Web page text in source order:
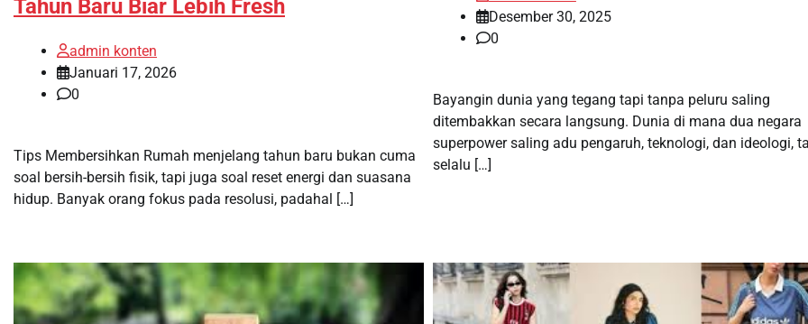
Tahun Baru Biar Lebih Fresh
admin konten
Januari 17, 2026
0
Tips Membersihkan Rumah menjelang tahun baru bukan cuma
soal bersih-bersih fisik, tapi juga soal reset energi dan suasana
hidup. Banyak orang fokus pada resolusi, padahal […]
Desember 30, 2025
0
Bayangin dunia yang tegang tapi tanpa peluru saling
ditembakkan secara langsung. Dunia di mana dua negara
superpower saling adu pengaruh, teknologi, dan ideologi,
selalu […]